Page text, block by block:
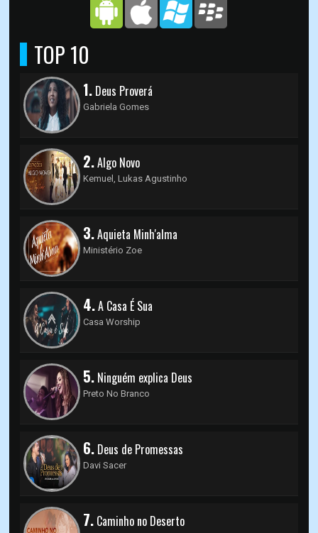
TOP 10
1. Deus Proverá
Gabriela Gomes
2.Algo Novo
Kemuel, Lukas Agustinho
3.Aquieta Minh'alma
Ministério Zoe
4.A Casa É Sua
Casa Worship
5. Ninguém explica Deus
Preto No Branco
6. Deus de Promessas
Davi Sacer
7. Caminho no Deserto